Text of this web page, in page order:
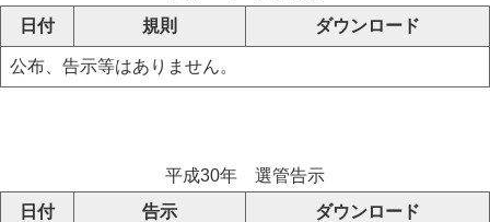
日付
規則 ダウンロード
公布、告示等はありません。
平成30年 選管告示
日付
告示 ダウンロード